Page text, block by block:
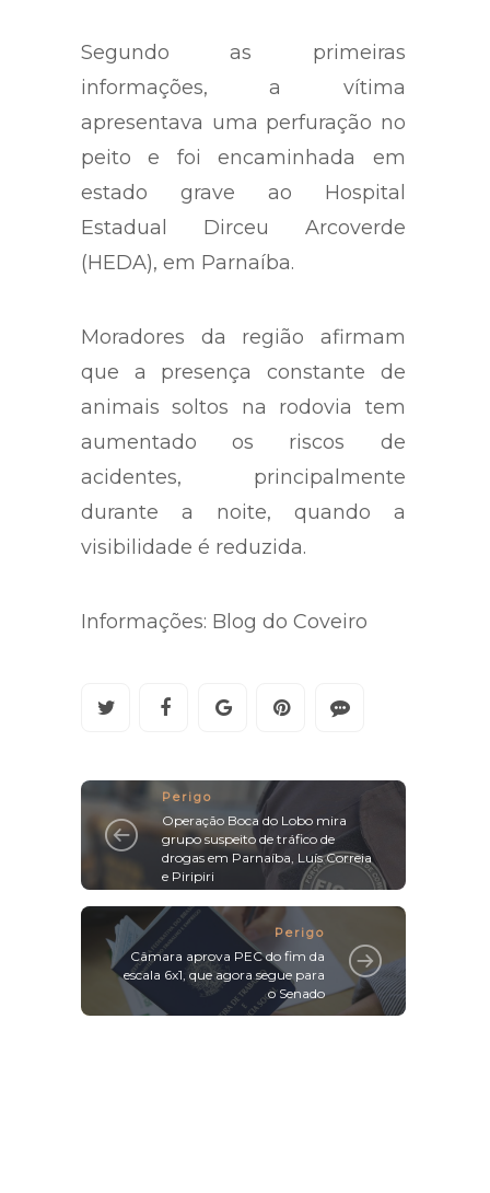
Segundo as primeiras
informações, a vítima
apresentava uma perfuração no
peito e foi encaminhada em
estado grave ao Hospital
Estadual Dirceu Arcoverde
(HEDA), em Parnaíba.
Moradores da região afirmam
que a presença constante de
animais soltos na rodovia tem
aumentado os riscos de
acidentes, principalmente
durante a noite, quando a
visibilidade é reduzida.
Informações: Blog do Coveiro
Perigo
Operação Boca do Lobo mira
grupo suspeito de tráfico de
drogas em Parnaíba, Luís Correia
e Piripiri
Perigo
Câmara aprova PEC do fim da
escala 6x1, que agora segue para
o Senado